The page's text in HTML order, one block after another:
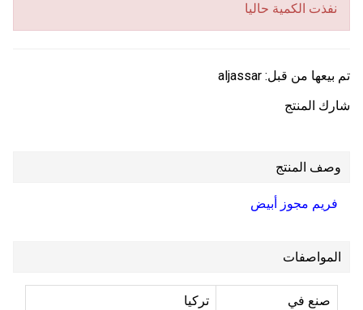
نفذت الكمية حاليا
تم بيعها من قبل: aljassar
شارك المنتج
وصف المنتج
فريم مجوز أبيض
المواصفات
صنع في تركيا